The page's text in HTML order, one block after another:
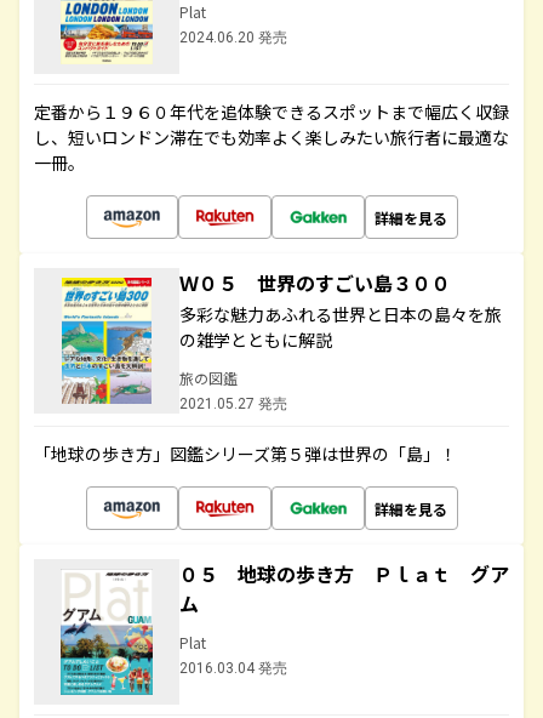
Plat
2024.06.20 発売
定番から１９６０年代を追体験できるスポットまで幅広く収録
し、短いロンドン滞在でも効率よく楽しみたい旅行者に最適な
一冊。
詳細を見る
Ｗ０５ 世界のすごい島３００
多彩な魅力あふれる世界と日本の島々を旅
の雑学とともに解説
旅の図鑑
2021.05.27 発売
「地球の歩き方」図鑑シリーズ第５弾は世界の「島」！
詳細を見る
０５ 地球の歩き方 Ｐｌａｔ グア
ム
Plat
2016.03.04 発売